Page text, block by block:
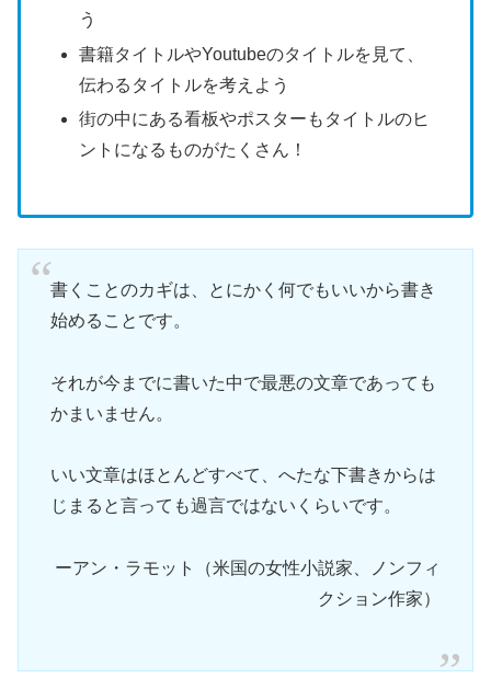
う
書籍タイトルやYoutubeのタイトルを見て、
伝わるタイトルを考えよう
街の中にある看板やポスターもタイトルのヒ
ントになるものがたくさん！
書くことのカギは、とにかく何でもいいから書き
始めることです。
それが今までに書いた中で最悪の文章であっても
かまいません。
いい文章はほとんどすべて、へたな下書きからは
じまると言っても過言ではないくらいです。
ーアン・ラモット（米国の女性小説家、ノンフィ
クション作家）